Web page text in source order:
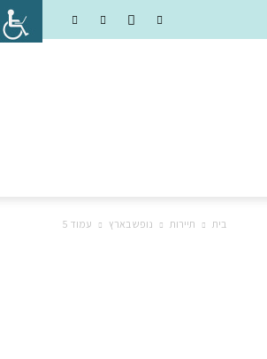
בית תיירות נופש בארץ עמוד 5